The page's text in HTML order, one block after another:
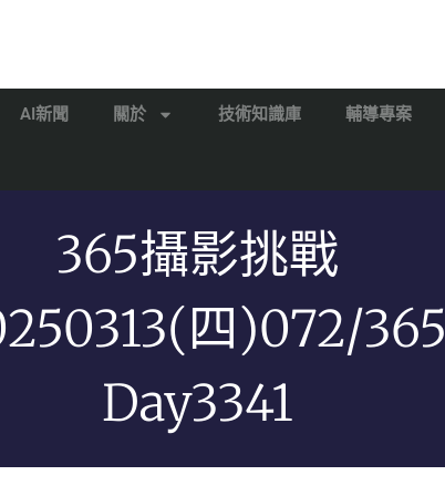
AI新聞 關於 技術知識庫 輔導專案
365攝影挑戰
四)072/
Day3341